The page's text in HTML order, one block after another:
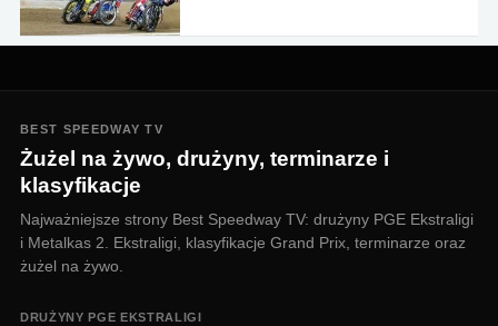
BEST SPEEDWAY TV
Żużel na żywo, drużyny, terminarze i
klasyfikacje
Najważniejsze strony Best Speedway TV: drużyny PGE Ekstraligi
i Metalkas 2. Ekstraligi, klasyfikacje Grand Prix, terminarze oraz
żużel na żywo.
DRUŻYNY PGE EKSTRALIGI